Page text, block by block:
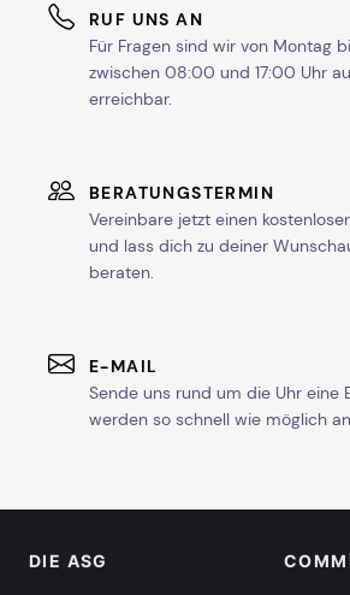
RUF UNS AN
Für Fragen sind wir von Montag
zwischen 08:00 und 17:00 Uhr
erreichbar.
BERATUNGSTERMIN
Vereinbare jetzt einen
und lass dich zu deiner
beraten.
E-MAIL
Sende uns rund um die Uhr eine
werden so schnell wie möglich
DIE ASG